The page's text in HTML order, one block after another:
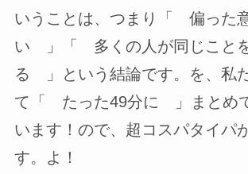
いうことは、つまり「 偏った
い 」「 多くの人が同じこと
る 」という結論です。を、私
て「 たった49分に 」まとめ
います！ので、超コスパタイパ
す。よ！